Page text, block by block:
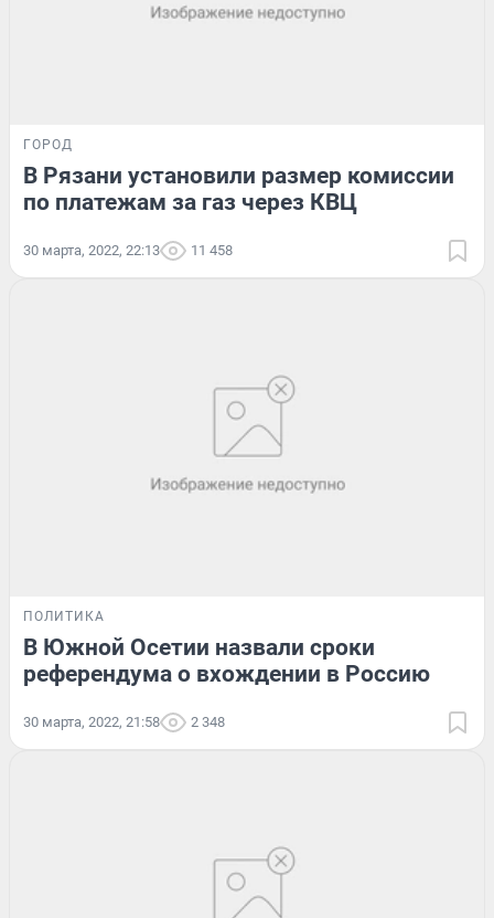
ГОРОД
В Рязани установили размер комиссии
по платежам за газ через КВЦ
30 марта, 2022, 22:13 11 458
ПОЛИТИКА
В Южной Осетии назвали сроки
референдума о вхождении в Россию
30 марта, 2022, 21:58 2 348